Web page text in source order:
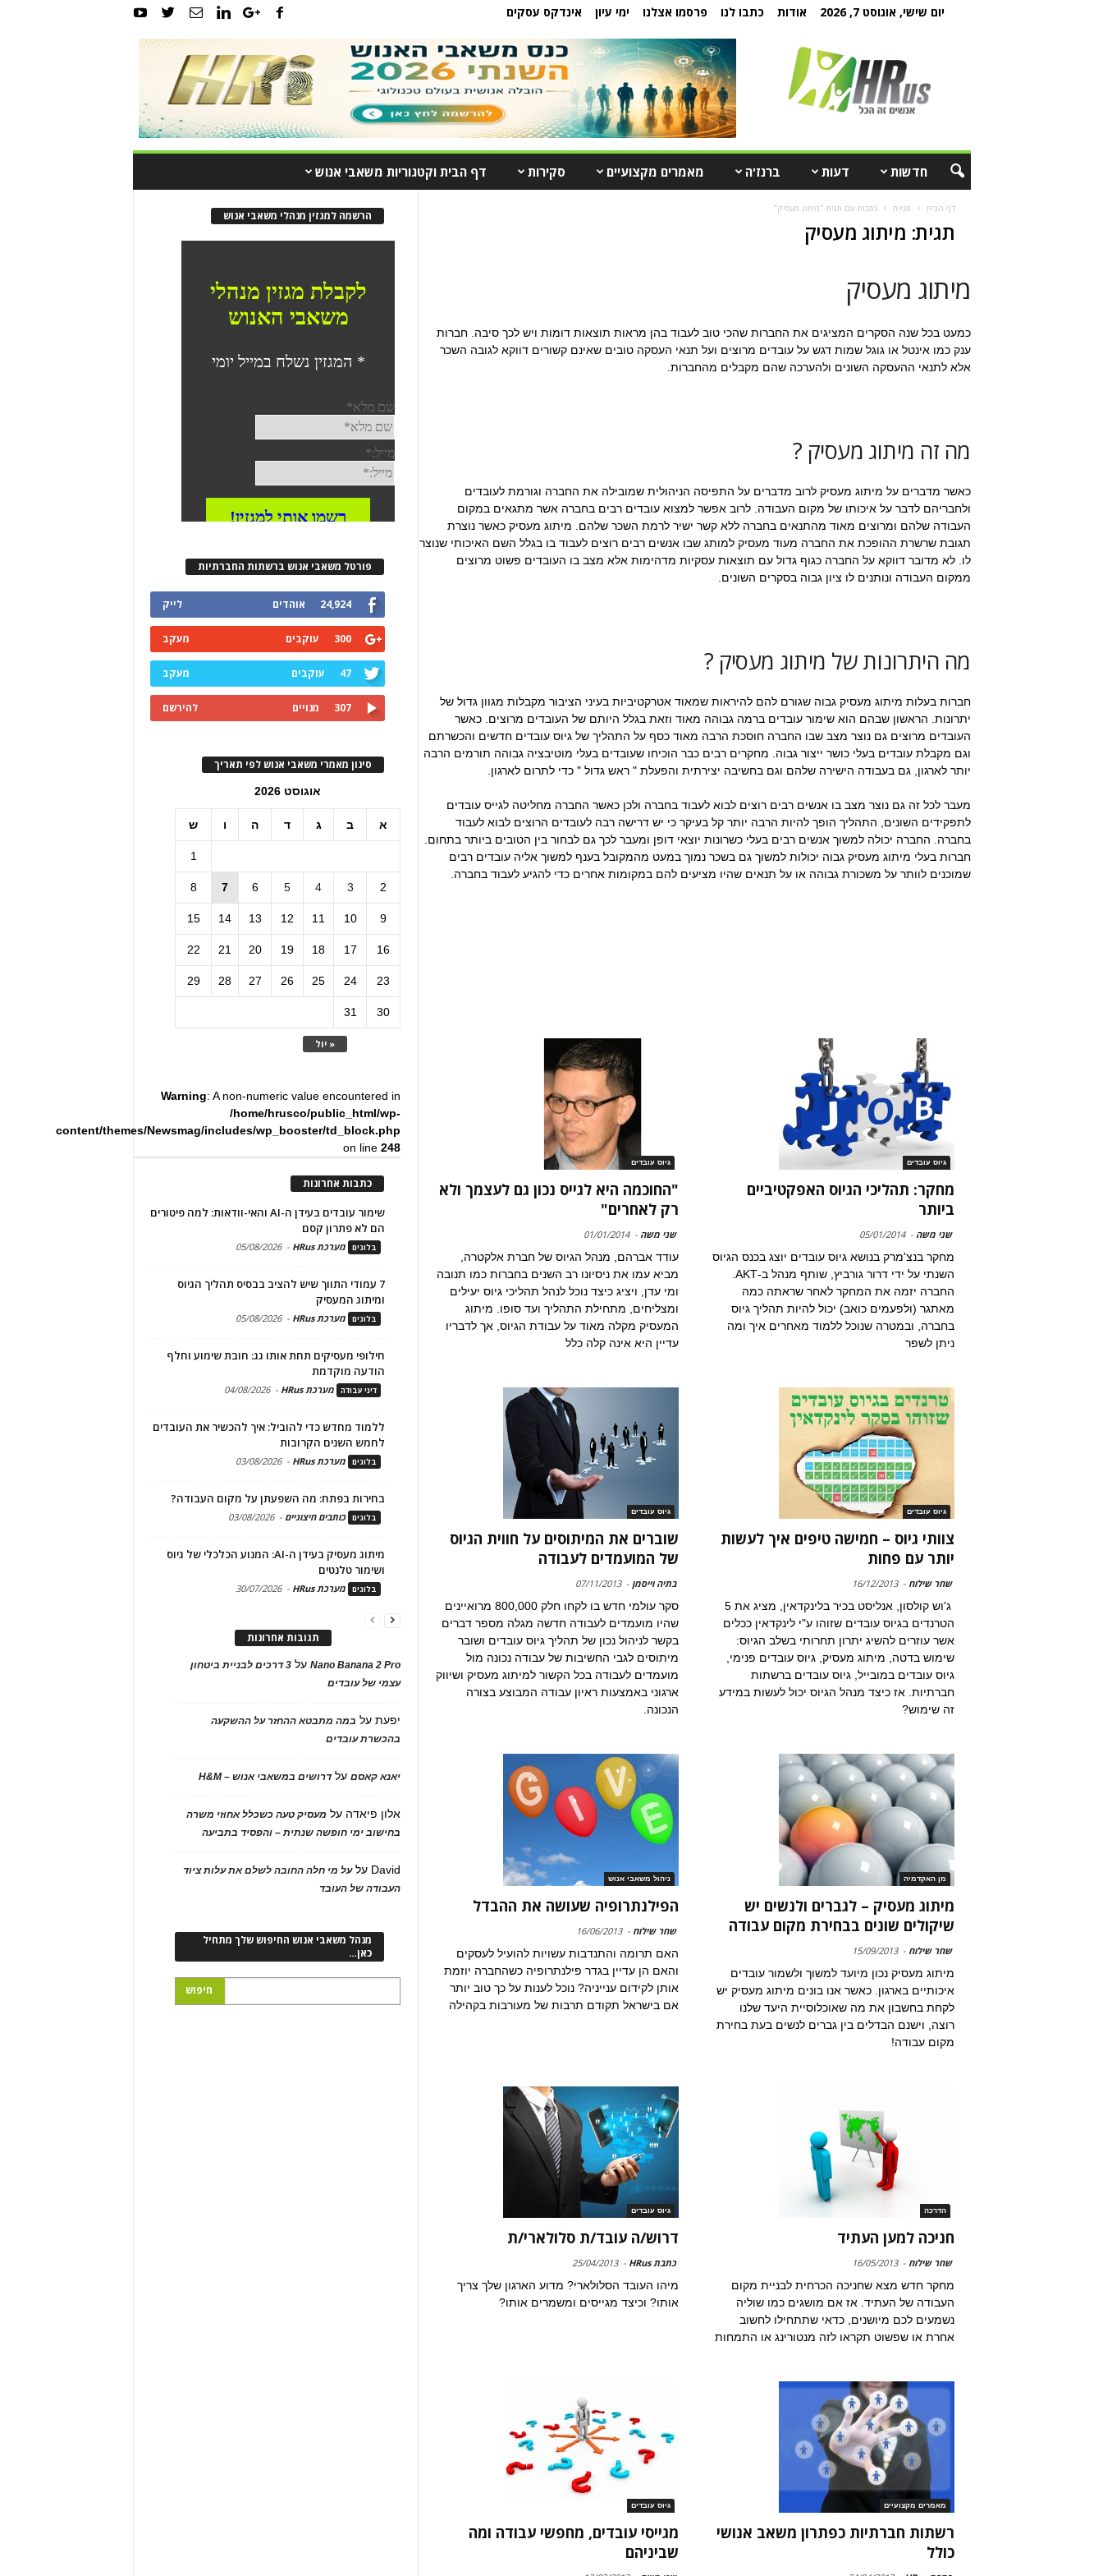
יום שישי, אוגוסט 7, 2026 אודות כתבו לנו פרסמו אצלנו ימי עיון אינדקס עסקים
חדשות דעות ברנז'ה מאמרים מקצועיים סקירות דף הבית וקטגוריות משאבי אנוש
דף הבית תגיות כתבות עם תגית "מיתוג מעסיק"
תגית: מיתוג מעסיק
מיתוג מעסיק
כמעט בכל שנה הסקרים המציגים את החברות שהכי טוב לעבוד בהן מראות תוצאות דומות ויש לכך סיבה. חברות
ענק כמו אינטל או גוגל שמות דגש על עובדים מרוצים ועל תנאי העסקה טובים שאינם קשורים דווקא לגובה השכר
אלא לתנאי ההעסקה השונים ולהערכה שהם מקבלים מהחברות.
מה זה מיתוג מעסיק ?
כאשר מדברים על מיתוג מעסיק לרוב מדברים על התפיסה הניהולית שמובילה את החברה וגורמת לעובדים
ולחבריהם לדבר על איכותו של מקום העבודה. לרוב אפשר למצוא עובדים רבים בחברה אשר מתגאים במקום
העבודה שלהם ומרוצים מאוד מהתנאים בחברה ללא קשר ישיר לרמת השכר שלהם. מיתוג מעסיק כאשר נוצרת
תגובת שרשרת ההופכת את החברה מעוד מעסיק למותג שבו אנשים רבים רוצים לעבוד בו בגלל השם האיכותי שנוצר
לו. לא מדובר דווקא על החברה כגוף גדול עם תוצאות עסקיות מדהימות אלא מצב בו העובדים פשוט מרוצים
ממקום העבודה ונותנים לו ציון גבוה בסקרים השונים.
מה היתרונות של מיתוג מעסיק ?
חברות בעלות מיתוג מעסיק גבוה שגורם להם להיראות שמאוד אטרקטיביות בעיני הציבור מקבלות מגוון גדול של
יתרונות. הראשון שבהם הוא שימור עובדים ברמה גבוהה מאוד וזאת בגלל היותם של העובדים מרוצים. כאשר
העובדים מרוצים גם נוצר מצב שבו החברה חוסכת הרבה מאוד כסף על התהליך של גיוס עובדים חדשים והכשרתם
וגם מקבלת עובדים בעלי כושר ייצור גבוה. מחקרים רבים כבר הוכיחו שעובדים בעלי מוטיבציה גבוהה תורמים הרבה
יותר לארגון, גם בעבודה הישירה שלהם וגם בחשיבה יצירתית והפעלת " ראש גדול " כדי לתרום לארגון.
מעבר לכל זה גם נוצר מצב בו אנשים רבים רוצים לבוא לעבוד בחברה ולכן כאשר החברה מחליטה לגייס עובדים
לתפקידים השונים, התהליך הופך להיות הרבה יותר קל בעיקר כי יש דרישה רבה לעובדים הרוצים לבוא לעבוד
בחברה. החברה יכולה למשוך אנשים רבים בעלי כשרונות יוצאי דופן ומעבר לכך גם לבחור בין הטובים ביותר בתחום.
חברות בעלי מיתוג מעסיק גבוה יכולות למשוך גם בשכר נמוך במעט מהמקובל בענף למשוך אליה עובדים רבים
שמוכנים לוותר על משכורת גבוהה או על תנאים שהיו מציעים להם במקומות אחרים כדי להגיע לעבוד בחברה.
גיוס עובדים
מחקר: תהליכי הגיוס האפקטיביים
ביותר
שני משה -
05/01/2014
מחקר בנצ'מרק בנושא גיוס עובדים יוצג בכנס הגיוס
השנתי על ידי דרור גורביץ, שותף מנהל ב-AKT.
החברה יזמה את המחקר לאחר שראתה כמה
מאתגר (ולפעמים כואב) יכול להיות תהליך גיוס
בחברה, ובמטרה שנוכל ללמוד מאחרים איך ומה
ניתן לשפר
גיוס עובדים
"החוכמה היא לגייס נכון גם לעצמך ולא
רק לאחרים"
שני משה -
01/01/2014
עודד אברהם, מנהל הגיוס של חברת אלקטרה,
מביא עמו את ניסיונו רב השנים בחברות כמו תנובה
ומי עדן, ויציג כיצד נוכל לנהל תהליכי גיוס יעילים
ומצליחים, מתחילת התהליך ועד סופו. מיתוג
המעסיק מקלה מאוד על עבודת הגיוס, אך לדבריו
עדיין היא אינה קלה כלל
גיוס עובדים
צוותי גיוס – חמישה טיפים איך לעשות
יותר עם פחות
שחר שילוח -
16/12/2013
ג'וש קולסון, אנליסט בכיר בלינקדאין, מציג את 5
הטרנדים בגיוס עובדים שזוהו ע"י לינקדאין ככלים
אשר עוזרים להשיג יתרון תחרותי בשלב הגיוס:
שימוש בדטה, מיתוג מעסיק, גיוס עובדים פנימי,
גיוס עובדים במובייל, גיוס עובדים ברשתות
חברתיות. אז כיצד מנהל הגיוס יכול לעשות במידע
זה שימוש?
גיוס עובדים
שוברים את המיתוסים על חווית הגיוס
של המועמדים לעבודה
בתיה וייסמן -
07/11/2013
סקר עולמי חדש בו לקחו חלק 800,000 מרואיינים
שהיו מועמדים לעבודה חדשה מגלה מספר דברים
בקשר לניהול נכון של תהליך גיוס עובדים ושובר
מיתוסים לגבי החשיבות של עבודה נכונה מול
מועמדים לעבודה בכל הקשור למיתוג מעסיק ושיווק
ארגוני באמצעות ראיון עבודה המבוצע בצורה
הנכונה.
מן האקדמיה
מיתוג מעסיק – לגברים ולנשים יש
שיקולים שונים בבחירת מקום עבודה
שחר שילוח -
15/09/2013
מיתוג מעסיק נכון מיועד למשוך ולשמור עובדים
איכותיים בארגון. כאשר אנו בונים מיתוג מעסיק יש
לקחת בחשבון את מה שאוכלוסיית היעד שלנו
רוצה, וישנם הבדלים בין גברים לנשים בעת בחירת
מקום עבודה!
ניהול משאבי אנוש
הפילנתרופיה שעושה את ההבדל
שחר שילוח -
16/06/2013
האם תרומה והתנדבות עשויות להועיל לעסקים
והאם הן עדיין בגדר פילנתרופיה כשהחברה יוזמת
אותן לקידום ענייניה? נוכל לענות על כך טוב יותר
אם בישראל תקודם תרבות של מעורבות בקהילה
הדרכה
חניכה למען העתיד
שחר שילוח -
16/05/2013
מחקר חדש מצא שחניכה הכרחית לבניית מקום
העבודה של העתיד. אז אם מושגים כמו שוליה
נשמעים לכם מיושנים, כדאי שתתחילו לחשוב
אחרת או שפשוט תקראו לזה מנטורינג או התמחות
גיוס עובדים
דרוש/ה עובד/ת סלולארי/ת
כתבת HRus -
25/04/2013
מיהו העובד הסלולארי? מדוע הארגון שלך צריך
אותו? וכיצד מגייסים ומשמרים אותו?
מאמרים מקצועיים
רשתות חברתיות כפתרון משאב אנושי
כולל
גיוס עובדים
מגייסי עובדים, מחפשי עבודה ומה
שביניהם
הרשמה למגזין מנהלי משאבי אנוש
פורטל משאבי אנוש ברשתות החברתיות
24,924 אוהדים לייק
300 עוקבים מעקב
47 עוקבים מעקב
307 מנויים להירשם
סינון מאמרי משאבי אנוש לפי תאריך
אוגוסט 2026
א ב ג ד ה ו ש
« יול
1
2
3
4
5
6
7
8
9
10
11
12
13
14
15
16
17
18
19
20
21
22
23
24
25
26
27
28
29
30
31
Warning: A non-numeric value encountered in
/home/hrusco/public_html/wp-
content/themes/Newsmag/includes/wp_booster/td_block.php
on line248
כתבות אחרונות
שימור עובדים בעידן ה-AI והאי-וודאות: למה פיטורים
הם לא פתרון קסם
בלוגים מערכת HRus -
05/08/2026
7 עמודי התווך שיש להציב בבסיס תהליך הגיוס
ומיתוג המעסיק
בלוגים מערכת HRus -
05/08/2026
חילופי מעסיקים תחת אותו גג: חובת שימוע וחלף
הודעה מוקדמת
דיני עבודה מערכת HRus -
04/08/2026
ללמוד מחדש כדי להוביל: איך להכשיר את העובדים
לחמש השנים הקרובות
בלוגים מערכת HRus -
03/08/2026
בחירות בפתח: מה השפעתן על מקום העבודה?
בלוגים כותבים חיצוניים -
03/08/2026
מיתוג מעסיק בעידן ה-AI: המנוע הכלכלי של גיוס
ושימור טלנטים
בלוגים מערכת HRus -
30/07/2026
תגובות אחרונות
Nano Banana 2 Proעל
3 דרכים לבניית ביטחון
עצמי של עובדים
יפעתעל במה מתבטא ההחזר על ההשקעה
בהכשרת עובדים
יאנא קאסםעלדרושים במשאבי אנוש – H&M
אלון פיאדה על מעסיק טעה כשכלל אחוזי משרה
בחישוב ימי חופשה שנתית – והפסיד בתביעה
David עלעל מי חלה החובה לשלם את עלות ציוד
העבודה של העובד
מנהל משאבי אנוש החיפוש שלך מתחיל
כאן…